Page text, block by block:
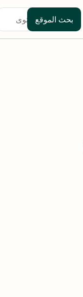
بحث الموقع